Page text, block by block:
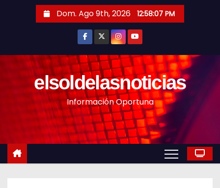
n
Dom. Ago 9th, 2026 12:58:09 PM
elsoldelasnoticias
Información Oportuna